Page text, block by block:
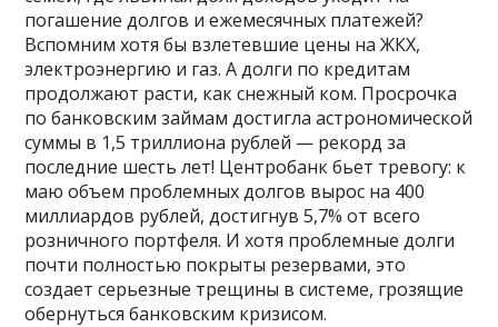
погашение долгов и ежемесячных платежей?
Вспомним хотя бы взлетевшие цены на ЖКХ,
электроэнергию и газ. А долги по кредитам
продолжают расти, как снежный ком. Просрочка
по банковским займам достигла астрономической
суммы в 1,5 триллиона рублей — рекорд за
последние шесть лет! Центробанк бьет тревогу: к
маю объем проблемных долгов вырос на 400
миллиардов рублей, достигнув 5,7% от всего
розничного портфеля. И хотя проблемные долги
почти полностью покрыты резервами, это
создает серьезные трещины в системе, грозящие
обернуться банковским кризисом.